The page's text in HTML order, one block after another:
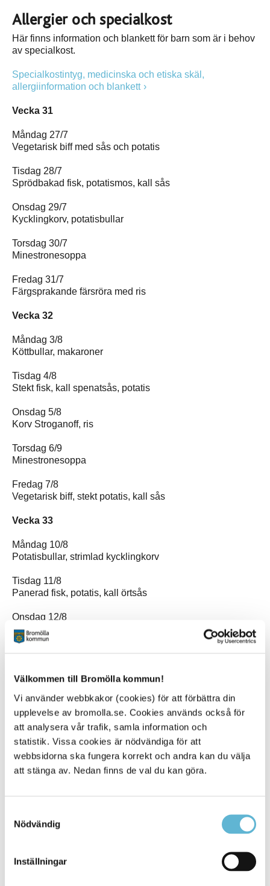
Välkommen till Bromölla kommun!
Vi använder webbkakor (cookies) för att förbättra din
upplevelse av bromolla.se. Cookies används också för
att analysera vår trafik, samla information och
statistik. Vissa cookies är nödvändiga för att
webbsidorna ska fungera korrekt och andra kan du välja
att stänga av. Nedan finns de val du kan göra.
Nödvändig
Inställningar
Allergier och specialkost
Här finns information och blankett för barn som är i behov
av specialkost.
Specialkostintyg, medicinska och etiska skäl,
allergiinformation och blankett
Vecka 31
Måndag 27/7
Vegetarisk biff med sås och potatis
Tisdag 28/7
Sprödbakad fisk, potatismos, kall sås
Onsdag 29/7
Kycklingkorv, potatisbullar
Torsdag 30/7
Minestronesoppa
Fredag 31/7
Färgsprakande färsröra med ris
Vecka 32
Måndag 3/8
Köttbullar, makaroner
Tisdag 4/8
Stekt fisk, kall spenatsås, potatis
Onsdag 5/8
Korv Stroganoff, ris
Torsdag 6/9
Minestronesoppa
Fredag 7/8
Vegetarisk biff, stekt potatis, kall sås
Vecka 33
Måndag 10/8
Potatisbullar, strimlad kycklingkorv
Tisdag 11/8
Panerad fisk, potatis, kall örtsås
Onsdag 12/8
Potatis och purjolökssoppa
Kyckling, ris, currysås
Vecka 34
Falukorv och makaroner
Onsdag 19/8
Torsdag 20/8
Broccolisoppa